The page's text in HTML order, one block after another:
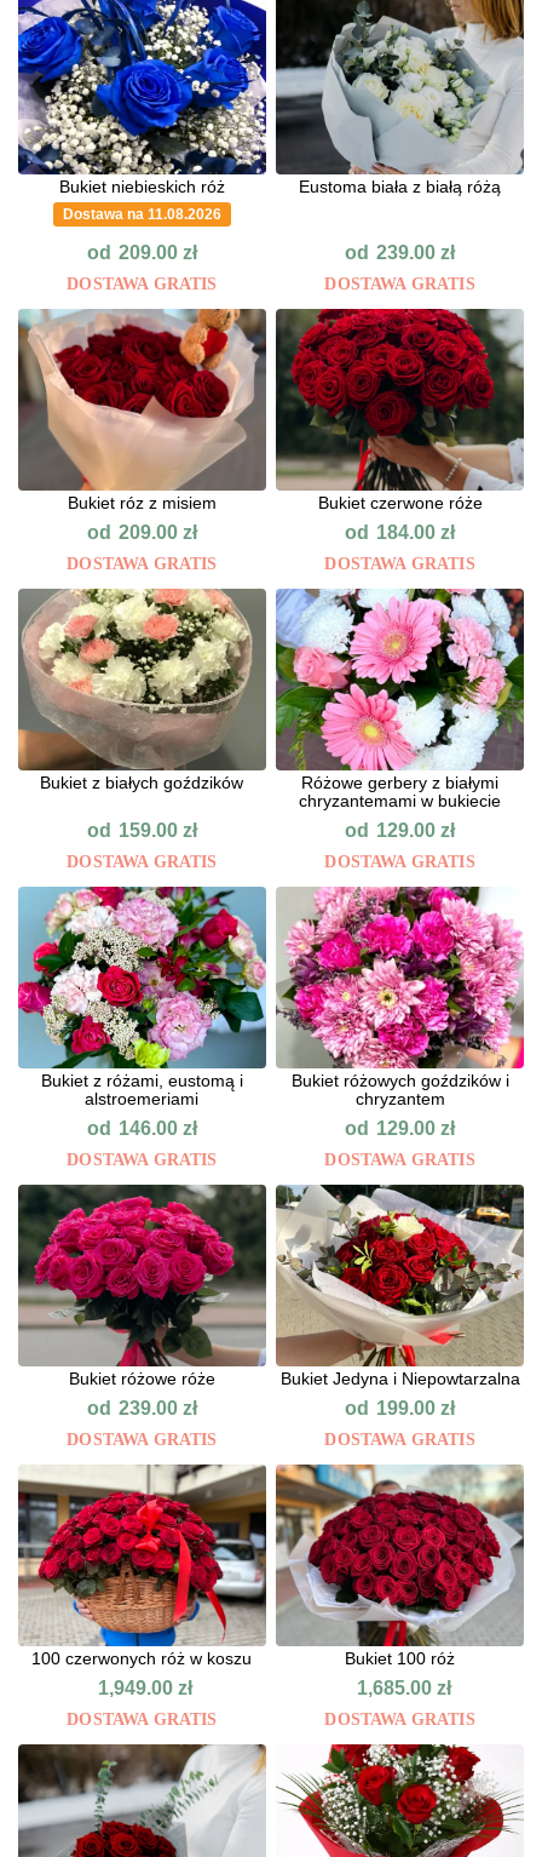
Bukiet niebieskich róż
Dostawa na 11.08.2026
od 209.00 zł
DOSTAWA GRATIS
Eustoma biała z białą różą
od 239.00zł
DOSTAWA GRATIS
Bukiet róz z misiem
od 209.00 zł
DOSTAWA GRATIS
Bukiet czerwone róże
od 184.00zł
DOSTAWA GRATIS
Bukiet z białych goździków
od 159.00 zł
DOSTAWA GRATIS
Różowe gerbery z białymi
chryzantemami w bukiecie
od 129.00zł
DOSTAWA GRATIS
Bukiet z różami, eustomą i
alstroemeriami
od 146.00 zł
DOSTAWA GRATIS
Bukiet różowych goździków i
chryzantem
od 129.00zł
DOSTAWA GRATIS
Bukiet różowe róże
od 239.00 zł
DOSTAWA GRATIS
Bukiet Jedyna i Niepowtarzalna
od 199.00zł
DOSTAWA GRATIS
100 czerwonych róż w koszu
1,949.00zł
DOSTAWA GRATIS
Bukiet 100 róż
1,685.00 zł
DOSTAWA GRATIS